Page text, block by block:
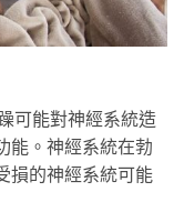
可能對神經系統造
能。神經系統在勃
損的神經系統可能